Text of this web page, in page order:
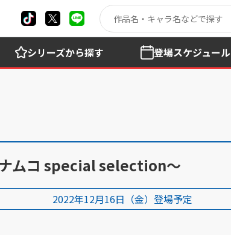
シリーズから探す 登場スケジュール
ムコ special selection～
2022年12月16日（金）登場予定